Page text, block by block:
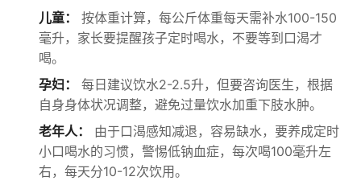
儿童：
按体重计算，每公斤体重每天需补水100-150
毫升，家长要提醒孩子定时喝水，不要等到口渴才
喝。
孕妇：
每日建议饮水2-2.5升，但要咨询医生，根据
自身身体状况调整，避免过量饮水加重下肢水肿。
老年人：
由于口渴感知减退，容易缺水，要养成定时
小口喝水的习惯，警惕低钠血症，每次喝100毫升左
右，每天分10-12次饮用。